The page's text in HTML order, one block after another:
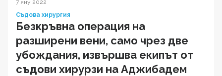
7 яну 2022
Съдова хирургия
Безкръвна операция на
разширени вени, само чрез две
убождания, извършва екипът от
съдови хирурзи на Аджибадем